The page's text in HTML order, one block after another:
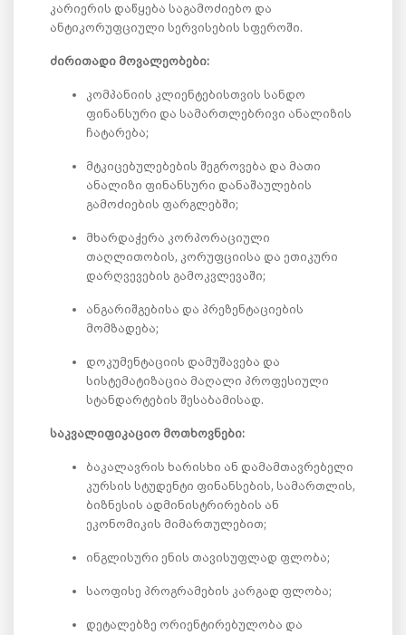
კარიერის დაწყება საგამოძიებო და
ანტიკორუფციული სერვისების სფეროში.
ძირითადი მოვალეობები:
კომპანიის კლიენტებისთვის სანდო
ფინანსური და სამართლებრივი ანალიზის
ჩატარება;
მტკიცებულებების შეგროვება და მათი
ანალიზი ფინანსური დანაშაულების
გამოძიების ფარგლებში;
მხარდაჭერა კორპორაციული
თაღლითობის, კორუფციისა და ეთიკური
დარღვევების გამოკვლევაში;
ანგარიშგებისა და პრეზენტაციების
მომზადება;
დოკუმენტაციის დამუშავება და
სისტემატიზაცია მაღალი პროფესიული
სტანდარტების შესაბამისად.
საკვალიფიკაციო მოთხოვნები:
ბაკალავრის ხარისხი ან დამამთავრებელი
კურსის სტუდენტი ფინანსების, სამართლის,
ბიზნესის ადმინისტრირების ან
ეკონომიკის მიმართულებით;
ინგლისური ენის თავისუფლად ფლობა;
საოფისე პროგრამების კარგად ფლობა;
დეტალებზე ორიენტირებულობა და